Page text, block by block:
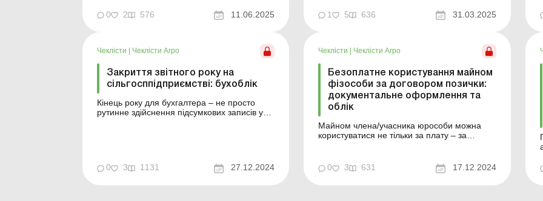
господарській діяльності, для передачі в
оренду, перепродажу тощо. Визначено
основних засобів а...
0 2 576 11.06.2025
сільськогосподарських робіт за договором
підряду, важливо правильно фіксувати всі
перелік необхідних документів, особливості
їх складання, а так...
1 5 636 31.03.2025
Чеклісти Чеклісти Агро
Закриття звітного року на
сільгосппідприємстві: бухоблік
Кінець року для бухгалтера – не просто
рутинне здійснення підсумкових записів у
доречну і...
0 3 1131 27.12.2024
Чеклісти Чеклісти Агро
Безоплатне користування майном
фізособи за договором позички:
документальне оформлення та
облік
Майном члена/учасника юрособи можна
користуватися не тільки за плату – за
фізособою та підприємством. У цьому
чеклісті детально розглянемо, як правильно
0 3 631 17.12.2024